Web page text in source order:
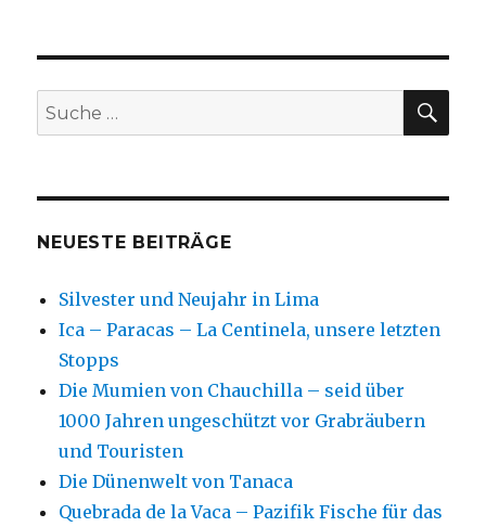
o
o
k
n
Suche
nach:
NEUESTE BEITRÄGE
Silvester und Neujahr in Lima
Ica – Paracas – La Centinela, unsere letzten
Stopps
Die Mumien von Chauchilla – seid über
1000 Jahren ungeschützt vor Grabräubern
und Touristen
Die Dünenwelt von Tanaca
Quebrada de la Vaca – Pazifik Fische für das